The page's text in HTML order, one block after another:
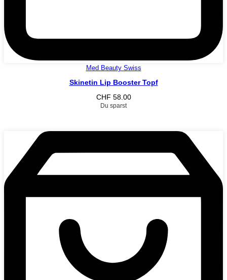
Med Beauty Swiss
Skinetin Lip Booster Topf
CHF 58.00
Du sparst